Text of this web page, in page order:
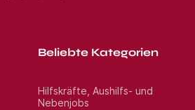
Beliebte Kategorien
Hilfskräfte, Aushilfs- und
Nebenjobs